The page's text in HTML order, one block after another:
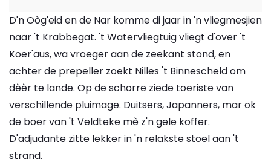
D'n Oòg'eid en de Nar komme di jaar in 'n vliegmesjien
naar 't Krabbegat. 't Watervliegtuig vliegt d'over 't
Koer'aus, wa vroeger aan de zeekant stond, en
achter de prepeller zoekt Nilles 't Binnescheld om
dèèr te lande. Op de schorre ziede toeriste van
verschillende pluimage. Duitsers, Japanners, mar ok
de boer van 't Veldteke mè z'n gele koffer.
D'adjudante zitte lekker in 'n relakste stoel aan 't
strand.